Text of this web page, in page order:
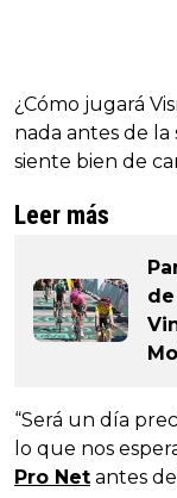
¿Cómo jugará
nada antes de
siente bien de
Leer más
de
“Será un día
lo que nos
Pro Net antes